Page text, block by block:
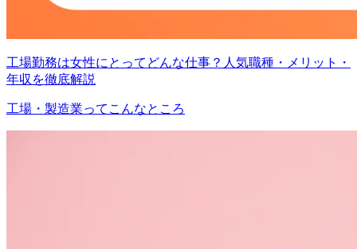
工場勤務は女性にとってどんな仕事？人気職種・メリット・
年収を徹底解説
工場・製造業ってこんなところ